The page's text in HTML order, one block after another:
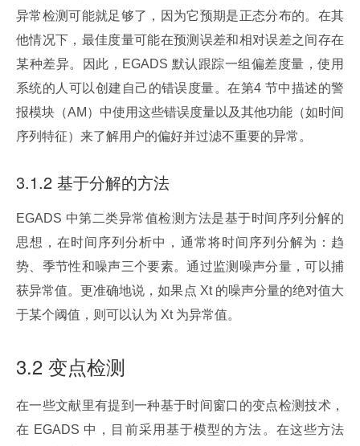
异常检测可能就足够了，因为它预期是正态分布的。在其
他情况下，最佳度量可能在预测误差和相对误差之间存在
某种差异。因此，EGADS 默认跟踪一组偏差度量，使用
系统的人可以创建自己的错误度量。在第4 节中描述的警
报模块（AM）中使用这些错误度量以及其他功能（如时间
序列特征）来了解用户的偏好并过滤不重要的异常。
3.1.2 基于分解的方法
EGADS 中第二类异常值检测方法是基于时间序列分解的
思想，在时间序列分析中，通常将时间序列分解为：趋
势、季节性和噪声三个要素。通过监测噪声分量，可以捕
获异常值。更准确地说，如果点 Xt 的噪声分量的绝对值大
于某个阈值，则可以认为 Xt 为异常值。
3.2 变点检测
在一些文献里有提到一种基于时间窗口的变点检测技术，
在 EGADS 中，目前采用基于模型的方法。在这些方法